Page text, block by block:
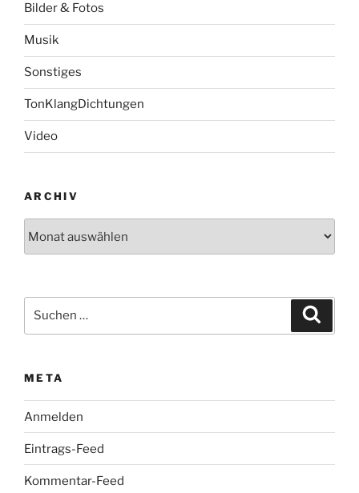
Bilder & Fotos
Musik
Sonstiges
TonKlangDichtungen
Video
ARCHIV
nach:
META
Anmelden
Eintrags-Feed
Kommentar-Feed